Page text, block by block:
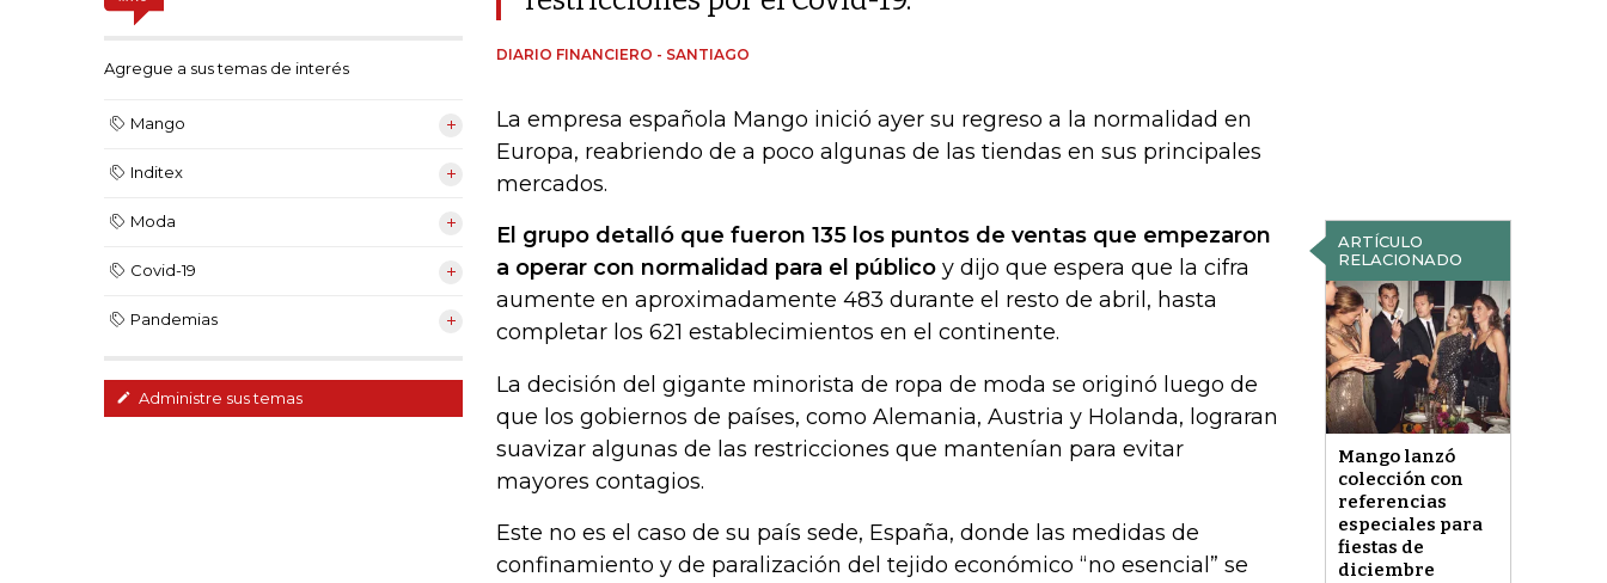
Agregue a sus temas de interés
Mango
Inditex
Moda
Covid-19
Pandemias
Administre sus temas
DIARIO FINANCIERO - SANTIAGO
La empresa española Mango inició ayer su regreso a la normalidad en
Europa, reabriendo de a poco algunas de las tiendas en sus principales
mercados.
ARTÍCULO
RELACIONADO
Mango lanzó
colección con
referencias
especiales para
fiestas de
diciembre
El grupo detalló que fueron 135 los puntos de ventas que empezaron
a operar con normalidad para el público y dijo que espera que la cifra
aumente en aproximadamente 483 durante el resto de abril, hasta
completar los 621 establecimientos en el continente.
La decisión del gigante minorista de ropa de moda se originó luego de
que los gobiernos de países, como Alemania, Austria y Holanda, lograran
suavizar algunas de las restricciones que mantenían para evitar
mayores contagios.
Este no es el caso de su país sede, España, donde las medidas de
confinamiento y de paralización del tejido económico “no esencial” se